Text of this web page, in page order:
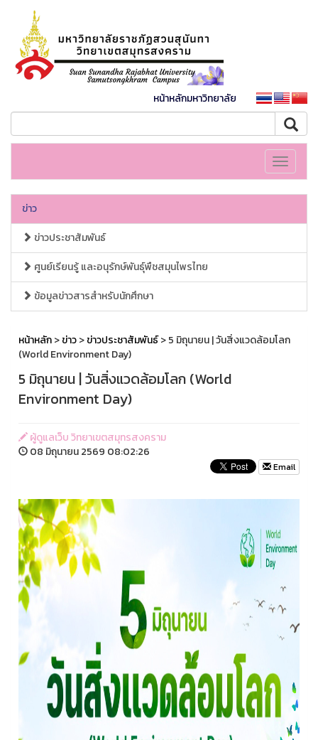
หน้าหลักมหาวิทยาลัย
Toggle
ข่าว
ข่าวประชาสัมพันธ์
ศูนย์เรียนรู้ และอนุรักษ์พันธุ์พืชสมุนไพรไทย
ข้อมูลข่าวสารสำหรับนักศึกษา
หน้าหลัก>ข่าว>ข่าวประชาสัมพันธ์> 5 มิถุนายน | วันสิ่งแวดล้อมโลก
(World Environment Day)
5 มิถุนายน | วันสิ่งแวดล้อมโลก (World
Environment Day)
ผู้ดูแลเว็บ วิทยาเขตสมุทรสงคราม
08 มิถุนายน 2569 08:02:26
Email